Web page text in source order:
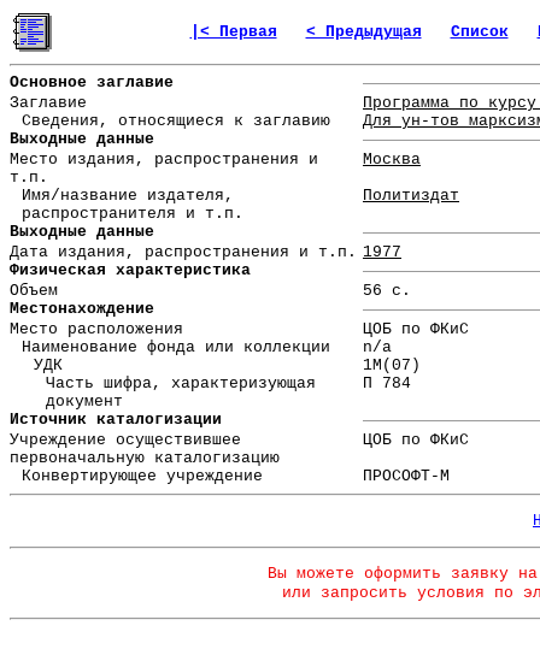
|< Первая < Предыдущая Список
Основное заглавие
Заглавие
Программа по
Сведения, относящиеся к заглавию
Для ун-тов
Выходные данные
Место издания, распространения и
т.п.
Москва
Имя/название издателя,
распространителя и т.п.
Политиздат
Выходные данные
Дата издания, распространения и т.п. 1977
Физическая характеристика
Объем
56 с.
Местонахождение
Место расположения
ЦОБ по ФКиС
Наименование фонда или коллекции
n/a
УДК
1М(07)
Часть шифра, характеризующая
документ
П 784
Источник каталогизации
Учреждение осуществившее
первоначальную каталогизацию
ЦОБ по ФКиС
Конвертирующее учреждение
ПРОСОФТ-М
Вы можете оформить заявку
или запросить условия по